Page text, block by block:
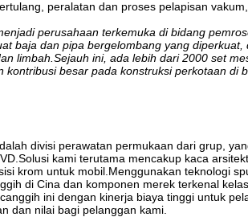
peralatan dan proses pelapisan
perusahaan terkemuka di bidang
baja dan pipa bergelombang yang
limbah.Sejauh ini, ada lebih dari 2000 set
besar pada konstruksi perkotaan di
divisi perawatan permukaan dari grup,
kami terutama mencakup kaca
krom untuk mobil.Menggunakan teknologi
di Cina dan komponen merek terkenal
ini dengan kinerja biaya tinggi untuk
dan nilai bagi pelanggan kami.